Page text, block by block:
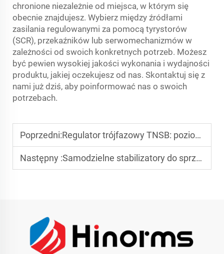
chronione niezależnie od miejsca, w którym się
obecnie znajdujesz. Wybierz między źródłami
zasilania regulowanymi za pomocą tyrystorów
(SCR), przekaźników lub serwomechanizmów w
zależności od swoich konkretnych potrzeb. Możesz
być pewien wysokiej jakości wykonania i wydajności
produktu, jakiej oczekujesz od nas. Skontaktuj się z
nami już dziś, aby poinformować nas o swoich
potrzebach.
Poprzedni:Regulator trójfazowy TNSB: poziom hałasu w cichych środowiskach
Następny :Samodzielne stabilizatory do sprzętu siłowni: funkcje bezpieczeństwa